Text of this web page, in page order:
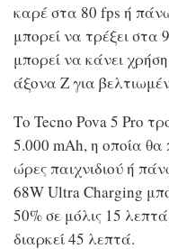
καρέ στα 80 fps ή
μπορεί να τρέξει στα
μπορεί να κάνει
άξονα Z για
Το Tecno Pova 5 Pro
5.000 mAh, η οποία
ώρες παιχνιδιού ή
68W Ultra Charging
50% σε μόλις 15
διαρκεί 45 λεπτά.